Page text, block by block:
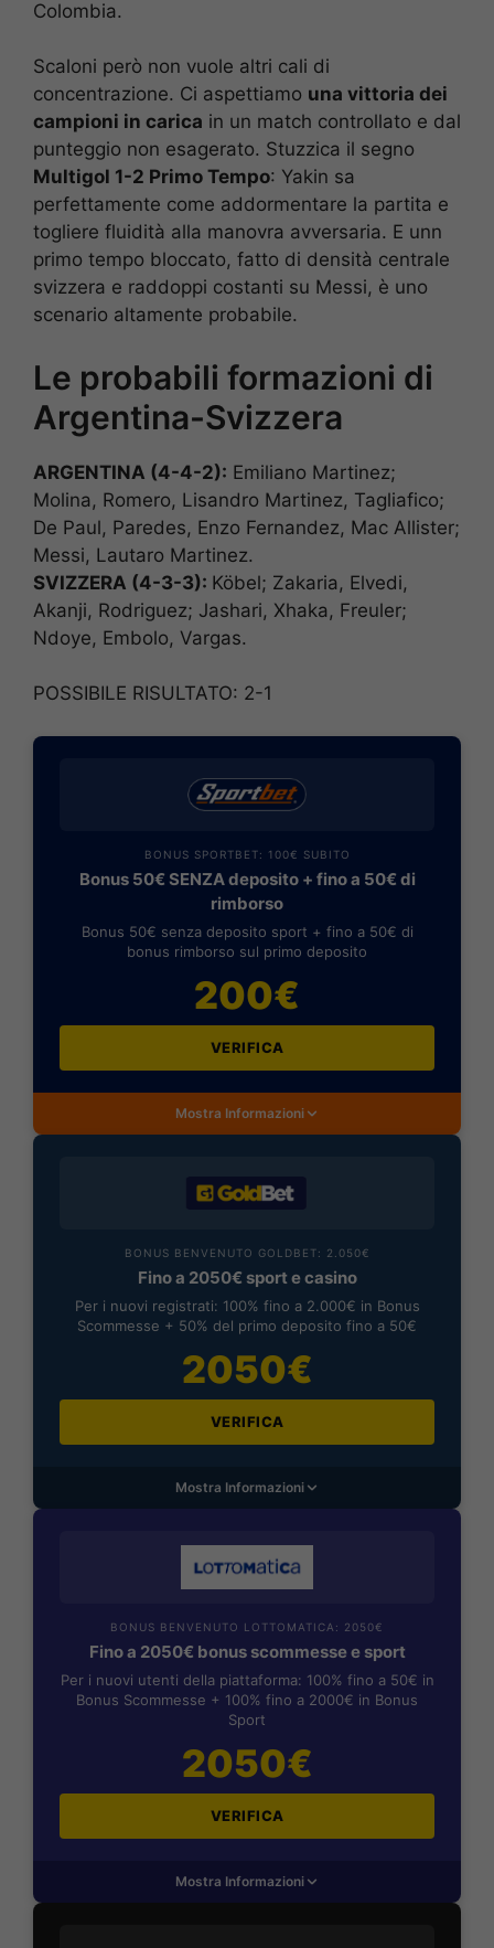
Colombia.
Scaloni però non vuole altri cali di
concentrazione. Ci aspettiamo una vittoria dei
campioni in carica in un match controllato e dal
punteggio non esagerato. Stuzzica il segno
Multigol 1-2 Primo Tempo: Yakin sa
perfettamente come addormentare la partita e
togliere fluidità alla manovra avversaria. E unn
primo tempo bloccato, fatto di densità centrale
svizzera e raddoppi costanti su Messi, è uno
scenario altamente probabile.
Le probabili formazioni di
Argentina-Svizzera
ARGENTINA (4-4-2): Emiliano Martinez;
Molina, Romero, Lisandro Martinez, Tagliafico;
De Paul, Paredes, Enzo Fernandez, Mac Allister;
Messi, Lautaro Martinez.
SVIZZERA (4-3-3): Köbel; Zakaria, Elvedi,
Akanji, Rodriguez; Jashari, Xhaka, Freuler;
Ndoye, Embolo, Vargas.
POSSIBILE RISULTATO: 2-1
BONUS SPORTBET: 100€ SUBITO
Bonus 50€ SENZA deposito + fino a 50€ di
rimborso
Bonus 50€ senza deposito sport + fino a 50€ di
bonus rimborso sul primo deposito
200€
VERIFICA
Mostra Informazioni
BONUS BENVENUTO GOLDBET: 2.050€
Fino a 2050€ sport e casino
Per i nuovi registrati: 100% fino a 2.000€ in Bonus
Scommesse + 50% del primo deposito fino a 50€
2050€
VERIFICA
Mostra Informazioni
BONUS BENVENUTO LOTTOMATICA: 2050€
Fino a 2050€ bonus scommesse e sport
Per i nuovi utenti della piattaforma: 100% fino a 50€ in
Bonus Scommesse + 100% fino a 2000€ in Bonus
Sport
2050€
VERIFICA
Mostra Informazioni